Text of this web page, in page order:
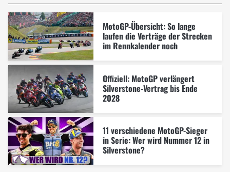
MotoGP-Übersicht: So lange
laufen die Verträge der Strecken
im Rennkalender noch
Offiziell: MotoGP verlängert
Silverstone-Vertrag bis Ende
2028
11 verschiedene MotoGP-Sieger
in Serie: Wer wird Nummer 12 in
Silverstone?